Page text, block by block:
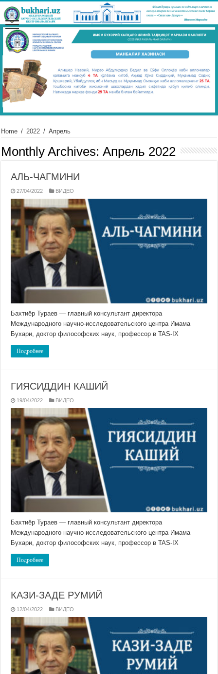
Home / 2022 / Апрель
Monthly Archives:Апрель 2022
АЛЬ-ЧАГМИНИ
27/04/2022 ВИДЕО
Бахтиёр Тураев — главный консультант директора
Международного научно-исследовательского центра Имама
Бухари, доктор философских наук, профессор в TAS-IX
Подробнее
ГИЯСИДДИН КАШИЙ
19/04/2022 ВИДЕО
Бахтиёр Тураев — главный консультант директора
Международного научно-исследовательского центра Имама
Бухари, доктор философских наук, профессор в TAS-IX
Подробнее
КАЗИ-ЗАДЕ РУМИЙ
12/04/2022 ВИДЕО